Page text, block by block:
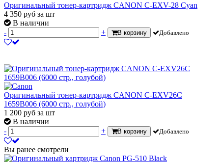
Оригинальный тонер-картридж CANON C-EXV-28 Cyan
4 350 руб за шт
В наличии
-
+ В корзину Добавлено
Оригинальный тонер-картридж CANON C-EXV26C
1659B006 (6000 стр., голубой)
1 200 руб за шт
В наличии
-
+ В корзину Добавлено
Вы ранее смотрели